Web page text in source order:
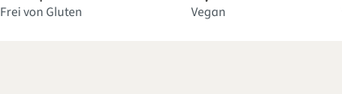
Frei von Gluten Vegan